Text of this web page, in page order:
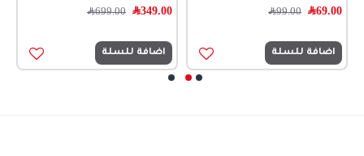
69.00﷼ 99.00﷼
اضافة للسلة
349.00﷼ 699.00﷼
اضافة للسلة